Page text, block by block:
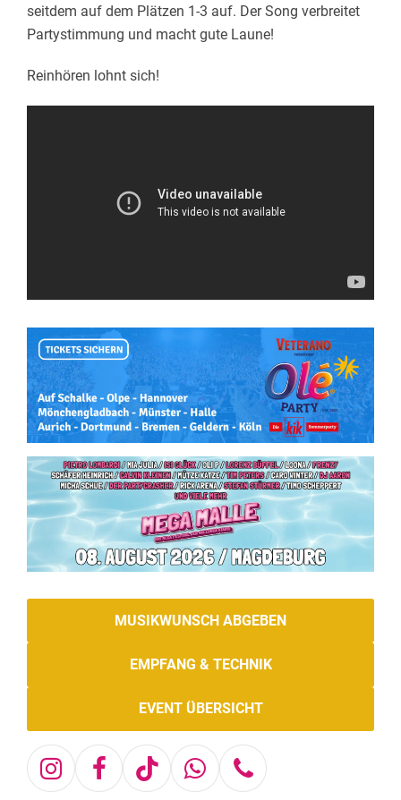
seitdem auf dem Plätzen 1-3 auf. Der Song verbreitet
Partystimmung und macht gute Laune!
Reinhören lohnt sich!
MUSIKWUNSCH ABGEBEN
EMPFANG & TECHNIK
EVENT ÜBERSICHT
Instagram
Facebook
TiktokWhatsapp
Telefon